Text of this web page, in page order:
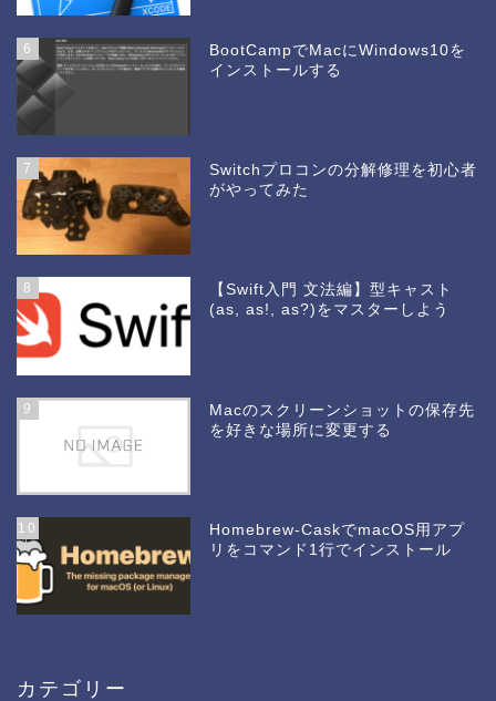
6
BootCampでMacにWindows10を
インストールする
7
Switchプロコンの分解修理を初心者
がやってみた
8
【Swift入門 文法編】型キャスト
(as, as!, as?)をマスターしよう
9
Macのスクリーンショットの保存先
を好きな場所に変更する
10
Homebrew-CaskでmacOS用アプ
リをコマンド1行でインストール
カテゴリー